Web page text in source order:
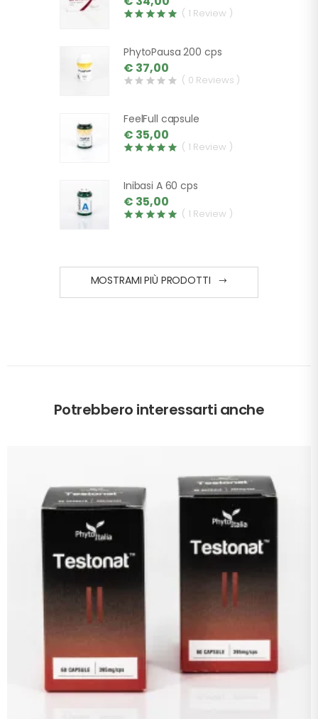
( 1 Review )
PhytoPausa 200 cps
€ 37,00
( 0 Reviews )
FeelFull capsule
€ 35,00
( 1 Review )
Inibasi A 60 cps
€ 35,00
( 1 Review )
MOSTRAMI PIÙ PRODOTTI
Potrebbero interessarti anche